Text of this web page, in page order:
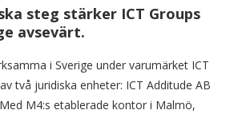
steg stärker ICT Groups
avsevärt.
i Sverige under varumärket ICT
två juridiska enheter: ICT Additude AB
M4:s etablerade kontor i Malmö,